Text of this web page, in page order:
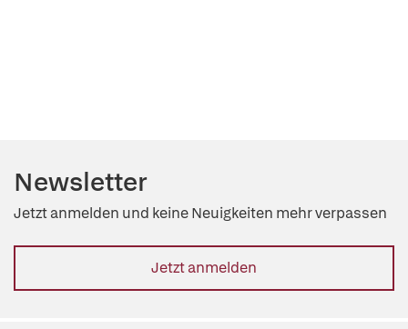
Newsletter
Jetzt anmelden und keine Neuigkeiten mehr verpassen
Jetzt anmelden